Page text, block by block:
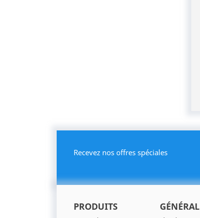
Recevez nos offres spéciales
PRODUITS GÉNÉRAL